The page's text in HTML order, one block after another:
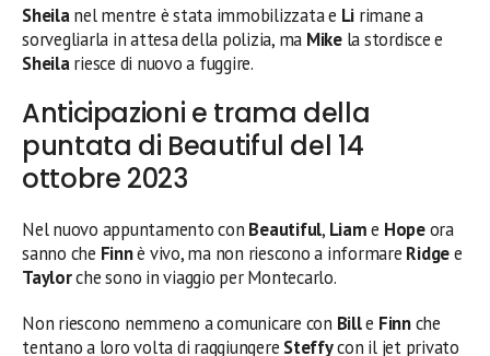
Sheilanel mentre è stata immobilizzata e Li rimane a
sorvegliarla in attesa della polizia, ma Mikela stordisce e
Sheilariesce di nuovo a fuggire.
Anticipazioni e trama della
puntata di Beautiful del 14
ottobre 2023
Nel nuovo appuntamento con Beautiful, Liame Hopeora
sanno che Finnè vivo, ma non riescono a informare Ridgee
Taylorche sono in viaggio per Montecarlo.
Non riescono nemmeno a comunicare con Bille Finnche
tentano a loro volta di raggiungere Steffycon il jet privato